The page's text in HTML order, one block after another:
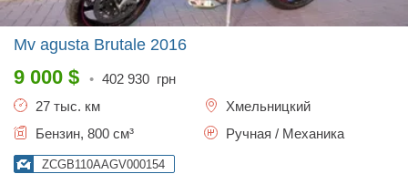
Mv agusta Brutale 2016
9 000 $ • 402 930 грн
27 тыс. км
Хмельницкий
Бензин, 800 см³
Ручная / Механика
ZCGB110AAGV000154